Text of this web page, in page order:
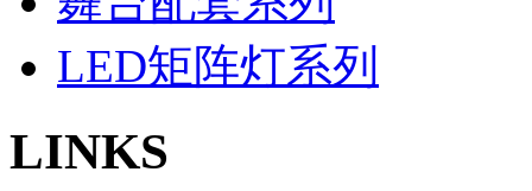
LED矩阵灯系列
LINKS